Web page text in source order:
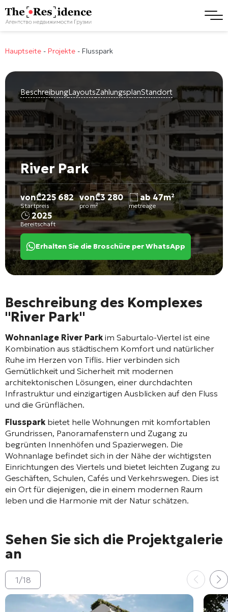
Hauptseite - Projekte - Flusspark
BeschreibungLayoutsZahlungsplanStandort
River Park
von₾225 682
Startpreis
von₾3 280
pro m²
ab 47m²
metreage
2025
Bereitschaft
Erhalten Sie die Broschüre per WhatsApp
Beschreibung des Komplexes
"River Park"
Wohnanlage River Park im Saburtalo-Viertel ist eine
Kombination aus städtischem Komfort und natürlicher
Ruhe im Herzen von Tiflis. Hier verbinden sich
Gemütlichkeit und Sicherheit mit modernen
architektonischen Lösungen, einer durchdachten
Infrastruktur und einzigartigen Ausblicken auf den Fluss
und die Grünflächen.
Flusspark bietet helle Wohnungen mit komfortablen
Grundrissen, Panoramafenstern und Zugang zu
begrünten Innenhöfen und Spazierwegen. Die
Wohnanlage befindet sich in der Nähe der wichtigsten
Einrichtungen des Viertels und bietet leichten Zugang zu
Geschäften, Schulen, Cafés und Verkehrswegen. Dies ist
ein Ort für diejenigen, die in einem modernen Raum
leben und die Harmonie mit der Natur schätzen.
Sehen Sie sich die Projektgalerie
an
1/18